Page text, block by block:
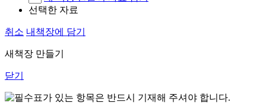
선택한 자료
취소 내책장에 담기
새책장 만들기
닫기
표가 있는 항목은 반드시 기재해 주셔야 합니다.